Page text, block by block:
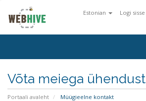
Estonian Logi sisse
Võta meiega ühendust
Portaali avaleht Müügieelne kontakt